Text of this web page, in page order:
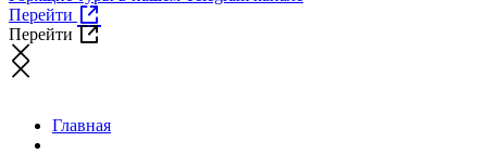
Перейти
Перейти
Главная